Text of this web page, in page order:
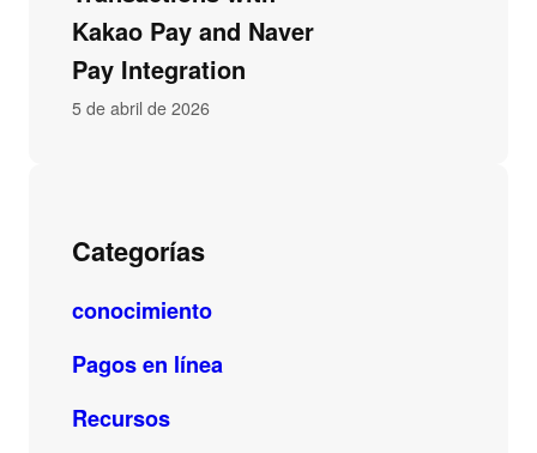
Kakao Pay and Naver
Pay Integration
5 de abril de 2026
Categorías
conocimiento
Pagos en línea
Recursos